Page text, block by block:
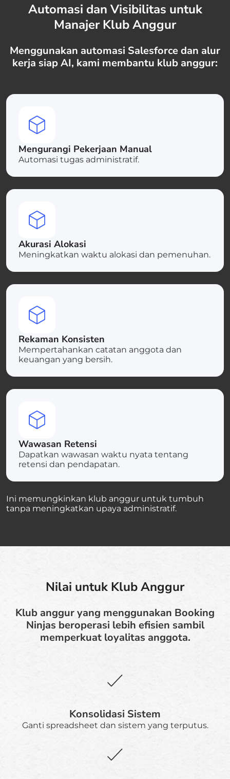
Automasi dan Visibilitas untuk
Manajer Klub Anggur
Menggunakan automasi Salesforce dan alur
kerja siap AI, kami membantu klub anggur:
Mengurangi Pekerjaan Manual
Automasi tugas administratif.
Akurasi Alokasi
Meningkatkan waktu alokasi dan pemenuhan.
Rekaman Konsisten
Mempertahankan catatan anggota dan
keuangan yang bersih.
Wawasan Retensi
Dapatkan wawasan waktu nyata tentang
retensi dan pendapatan.
Ini memungkinkan klub anggur untuk tumbuh
tanpa meningkatkan upaya administratif.
Nilai untuk Klub Anggur
Klub anggur yang menggunakan Booking
Ninjas beroperasi lebih efisien sambil
memperkuat loyalitas anggota.
Konsolidasi Sistem
Ganti spreadsheet dan sistem yang terputus.